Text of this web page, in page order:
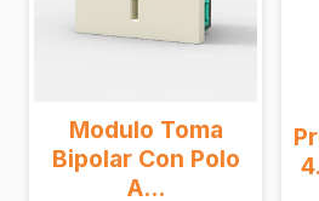
Toma
Con Polo
Precinto
4.8Mm X